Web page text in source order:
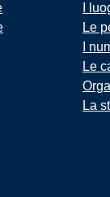
I
Le
I
Le
La